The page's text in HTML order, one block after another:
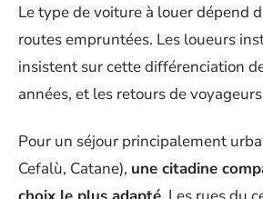
Le type de voiture à louer dépend
routes empruntées. Les loueurs
insistent sur cette différenciation
années, et les retours de
Pour un séjour principalement
Cefalù, Catane), une citadine